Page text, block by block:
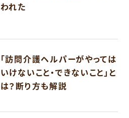
われた
「訪問介護ヘルパーがやっては
いけないこと・できないこと」と
は？断り方も解説